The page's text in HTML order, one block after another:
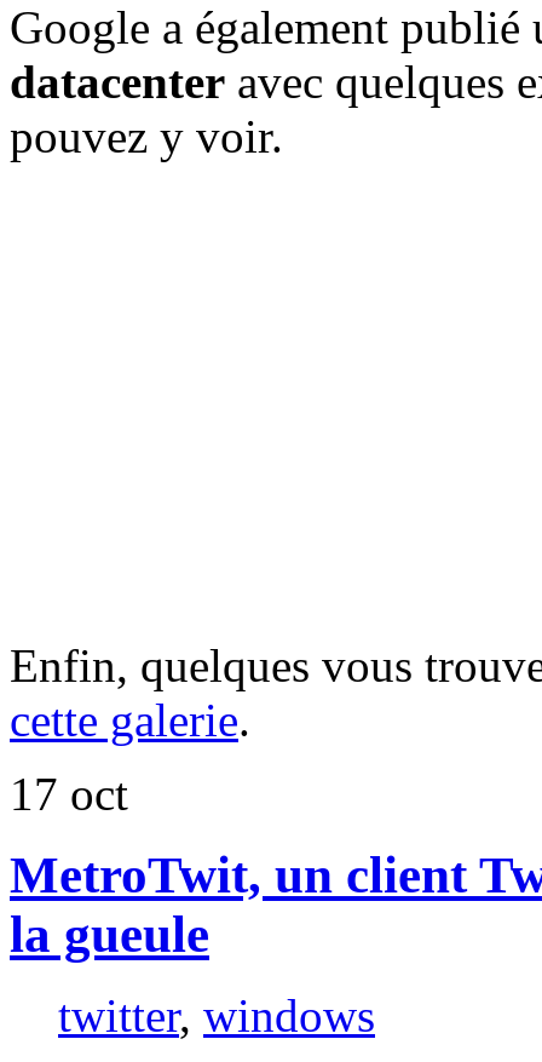
Google a également
datacenter avec quelques
pouvez y voir.
Enfin, quelques vous
cette galerie.
17 oct
MetroTwit, un client
la gueule
twitter, windows